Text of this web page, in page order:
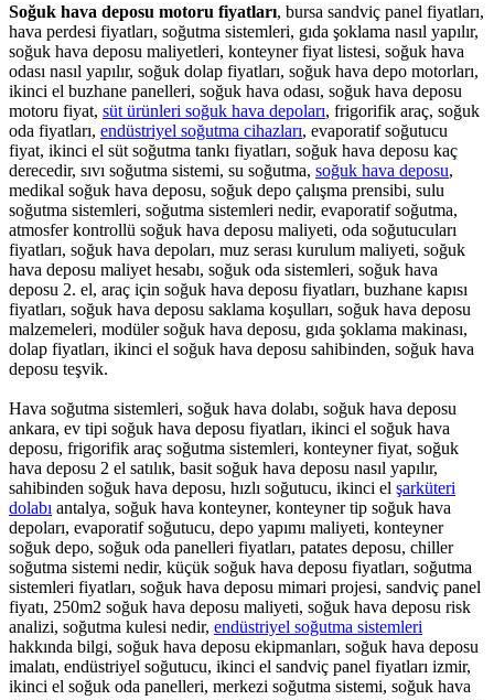
Soğuk hava deposu motoru fiyatları, bursa sandviç panel fiyatları,
hava perdesi fiyatları, soğutma sistemleri, gıda şoklama nasıl yapılır,
soğuk hava deposu maliyetleri, konteyner fiyat listesi, soğuk hava
odası nasıl yapılır, soğuk dolap fiyatları, soğuk hava depo motorları,
ikinci el buzhane panelleri, soğuk hava odası, soğuk hava deposu
motoru fiyat, süt ürünleri soğuk hava depoları, frigorifik araç, soğuk
oda fiyatları, endüstriyel soğutma cihazları, evaporatif soğutucu
fiyat, ikinci el süt soğutma tankı fiyatları, soğuk hava deposu kaç
derecedir, sıvı soğutma sistemi, su soğutma, soğuk hava deposu,
medikal soğuk hava deposu, soğuk depo çalışma prensibi, sulu
soğutma sistemleri, soğutma sistemleri nedir, evaporatif soğutma,
atmosfer kontrollü soğuk hava deposu maliyeti, oda soğutucuları
fiyatları, soğuk hava depoları, muz serası kurulum maliyeti, soğuk
hava deposu maliyet hesabı, soğuk oda sistemleri, soğuk hava
deposu 2. el, araç için soğuk hava deposu fiyatları, buzhane kapısı
fiyatları, soğuk hava deposu saklama koşulları, soğuk hava deposu
malzemeleri, modüler soğuk hava deposu, gıda şoklama makinası,
dolap fiyatları, ikinci el soğuk hava deposu sahibinden, soğuk hava
deposu teşvik.
Hava soğutma sistemleri, soğuk hava dolabı, soğuk hava deposu
ankara, ev tipi soğuk hava deposu fiyatları, ikinci el soğuk hava
deposu, frigorifik araç soğutma sistemleri, konteyner fiyat, soğuk
hava deposu 2 el satılık, basit soğuk hava deposu nasıl yapılır,
sahibinden soğuk hava deposu, hızlı soğutucu, ikinci el şarküteri
dolabı antalya, soğuk hava konteyner, konteyner tip soğuk hava
depoları, evaporatif soğutucu, depo yapımı maliyeti, konteyner
soğuk depo, soğuk oda panelleri fiyatları, patates deposu, chiller
soğutma sistemi nedir, küçük soğuk hava deposu fiyatları, soğutma
sistemleri fiyatları, soğuk hava deposu mimari projesi, sandviç panel
fiyatı, 250m2 soğuk hava deposu maliyeti, soğuk hava deposu risk
analizi, soğutma kulesi nedir, endüstriyel soğutma sistemleri
hakkında bilgi, soğuk hava deposu ekipmanları, soğuk hava deposu
imalatı, endüstriyel soğutucu, ikinci el sandviç panel fiyatları izmir,
ikinci el soğuk oda panelleri, merkezi soğutma sistemi, soğuk hava